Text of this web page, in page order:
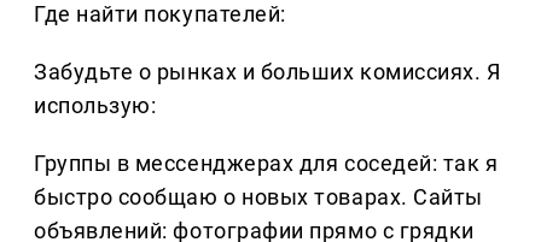
Где найти покупателей:
Забудьте о рынках и больших комиссиях. Я
использую:
Группы в мессенджерах для соседей: так я
быстро сообщаю о новых товарах. Сайты
объявлений: фотографии прямо с грядки